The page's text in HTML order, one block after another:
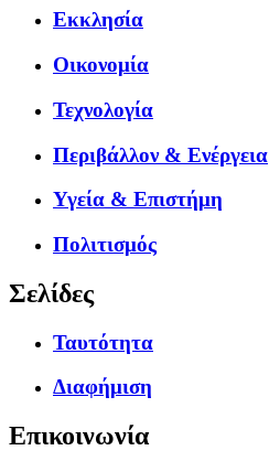
Εκκλησία
Οικονομία
Τεχνολογία
Περιβάλλον & Ενέργεια
Υγεία & Επιστήμη
Πολιτισμός
Σελίδες
Ταυτότητα
Διαφήμιση
Επικοινωνία